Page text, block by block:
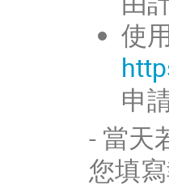
使
申
- 當天
您填